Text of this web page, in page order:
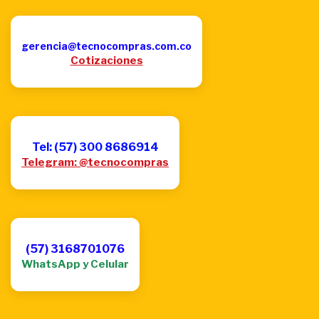
gerencia@tecnocompras.com.co
Cotizaciones
Tel: (57) 300 8686914
Telegram: @tecnocompras
(57) 3168701076
WhatsApp y Celular